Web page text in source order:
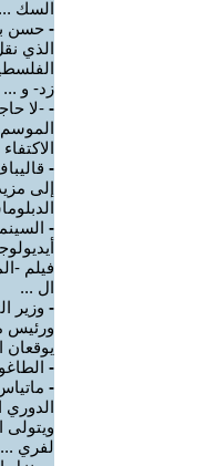
السك ...
- حسن
الذي
زد- و ...
- -لا
-
إلى
-
فيلم -
ال ...
- وزير
ورئيس
يوقعان
-
-
ويتولى
لفري ...